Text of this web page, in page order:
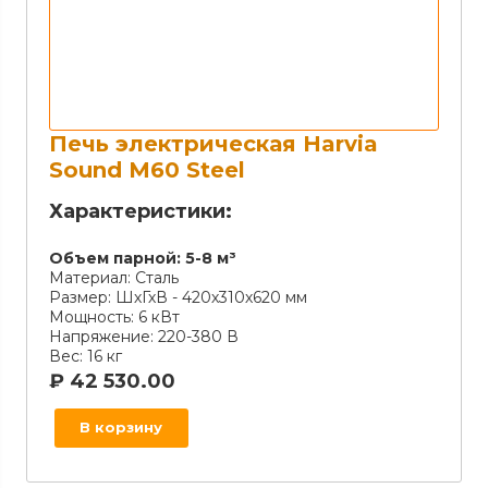
Печь электрическая Harvia
Sound M60 Steel
Характеристики:
Объем парной: 5-8 м³
Материал: Сталь
Размер: ШхГхВ - 420х310х620 мм
Мощность: 6 кВт
Напряжение: 220-380 В
Вес: 16 кг
₽ 42 530.00
В корзину